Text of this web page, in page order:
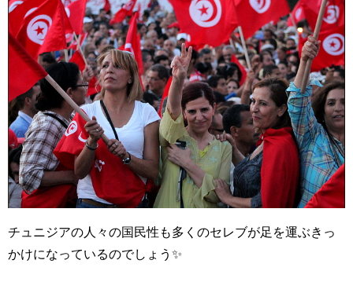
チュニジアの人々の国民性も多くのセレブが足を運ぶきっ
かけになっているのでしょう✨